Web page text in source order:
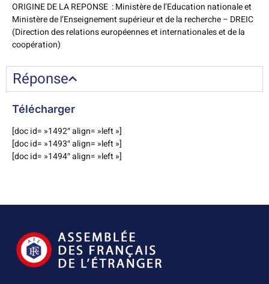
ORIGINE DE LA REPONSE : Ministère de l’Education nationale et
Ministère de l’Enseignement supérieur et de la recherche – DREIC
(Direction des relations européennes et internationales et de la
coopération)
Réponse
Télécharger
[doc id= »1492″ align= »left »]
[doc id= »1493″ align= »left »]
[doc id= »1494″ align= »left »]